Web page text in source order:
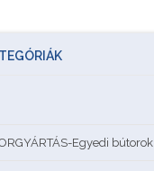
Egyedi bútorok